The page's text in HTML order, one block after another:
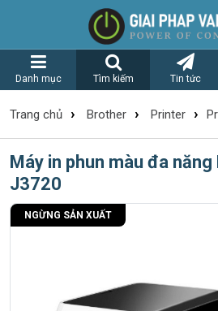
Danh mục Tìm kiếm Tin tức
Trang chủ › Brother › Printer ›
Máy in phun màu đa
J3720
NGỪNG SẢN XUẤT